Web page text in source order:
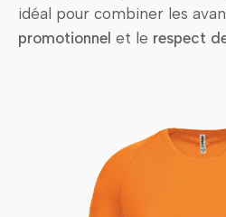
idéal pour combiner les
promotionnel et le respect